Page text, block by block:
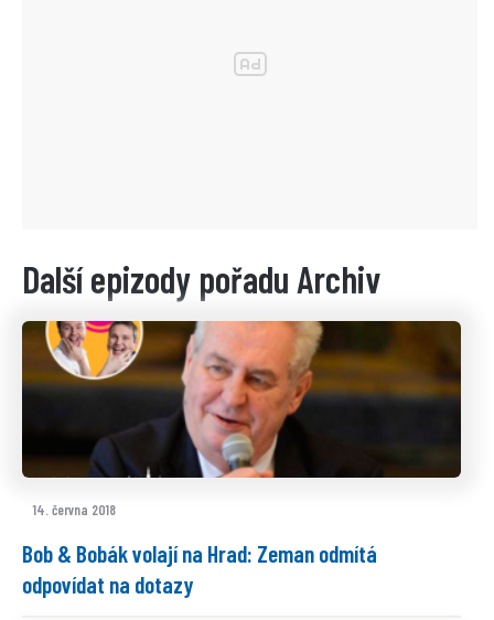
Další epizody pořadu Archiv
14. června 2018
Bob & Bobák volají na Hrad: Zeman odmítá
odpovídat na dotazy